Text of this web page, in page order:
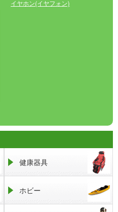
イヤホン(イヤフォン)
健康器具
ホビー